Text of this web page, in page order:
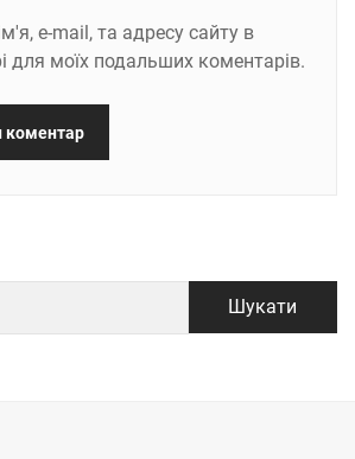
e-mail, та адресу сайту в
для моїх подальших коментарів.